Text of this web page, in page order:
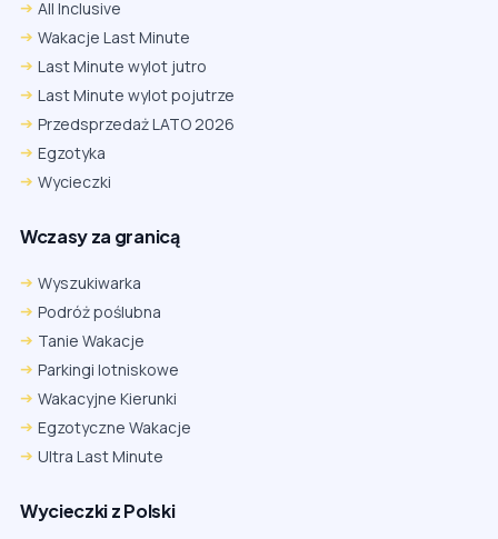
All Inclusive
Wakacje Last Minute
Last Minute wylot jutro
Last Minute wylot pojutrze
Przedsprzedaż LATO 2026
Egzotyka
Wycieczki
Wczasy za granicą
Wyszukiwarka
Podróż poślubna
Tanie Wakacje
Parkingi lotniskowe
Wakacyjne Kierunki
Egzotyczne Wakacje
Ultra Last Minute
Wycieczki z Polski